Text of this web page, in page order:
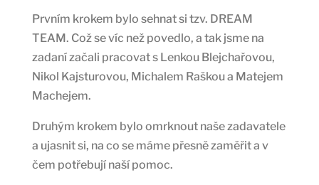
Prvním krokem bylo sehnat si tzv. DREAM
TEAM. Což se víc než povedlo, a tak jsme na
zadaní začali pracovat s Lenkou Blejchařovou,
Nikol Kajsturovou, Michalem Raškou a Matejem
Machejem.
Druhým krokem bylo omrknout naše zadavatele
a ujasnit si, na co se máme přesně zaměřit a v
čem potřebují naší pomoc.